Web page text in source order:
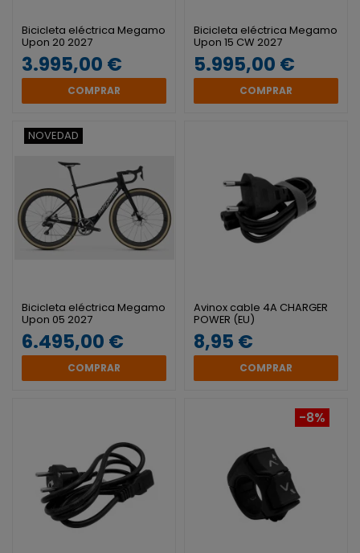
Bicicleta eléctrica Megamo
Upon 20 2027
3.995,00 €
COMPRAR
Bicicleta eléctrica Megamo
Upon 15 CW 2027
5.995,00 €
COMPRAR
NOVEDAD
Bicicleta eléctrica Megamo
Upon 05 2027
6.495,00 €
COMPRAR
Avinox cable 4A CHARGER
POWER (EU)
8,95 €
COMPRAR
-8%